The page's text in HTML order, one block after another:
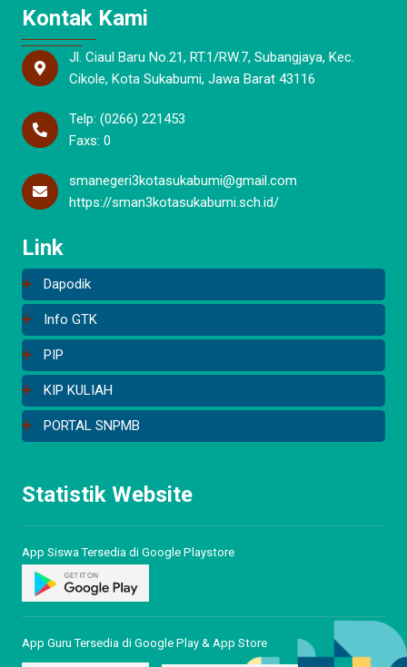
Kontak Kami
Jl. Ciaul Baru No.21, RT.1/RW.7, Subangjaya, Kec.
Cikole, Kota Sukabumi, Jawa Barat 43116
Telp: (0266) 221453
Faxs: 0
smanegeri3kotasukabumi@gmail.com
https://sman3kotasukabumi.sch.id/
Link
Dapodik
Info GTK
PIP
KIP KULIAH
PORTAL SNPMB
Statistik Website
App Siswa Tersedia di Google Playstore
App Guru Tersedia di Google Play & App Store